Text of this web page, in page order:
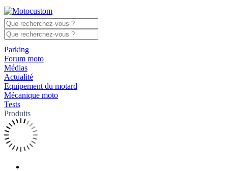
Parking
Forum moto
Médias
Actualité
Equipement du motard
Mécanique moto
Tests
Produits